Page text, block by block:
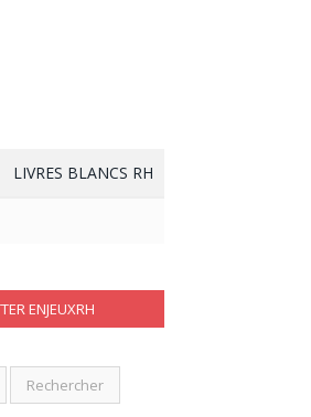
LIVRES BLANCS RH
ENJEUXRH